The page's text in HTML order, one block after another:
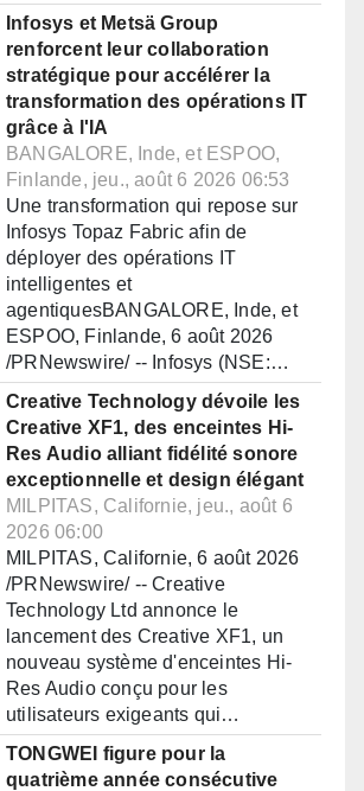
Infosys et Metsä Group
renforcent leur collaboration
stratégique pour accélérer la
transformation des opérations IT
grâce à l'IA
BANGALORE, Inde, et ESPOO,
Finlande, jeu., août 6 2026 06:53
Une transformation qui repose sur
Infosys Topaz Fabric afin de
déployer des opérations IT
intelligentes et
agentiquesBANGALORE, Inde, et
ESPOO, Finlande, 6 août 2026
/PRNewswire/ -- Infosys (NSE:…
Creative Technology dévoile les
Creative XF1, des enceintes Hi-
Res Audio alliant fidélité sonore
exceptionnelle et design élégant
MILPITAS, Californie, jeu., août 6
2026 06:00
MILPITAS, Californie, 6 août 2026
/PRNewswire/ -- Creative
Technology Ltd annonce le
lancement des Creative XF1, un
nouveau système d'enceintes Hi-
Res Audio conçu pour les
utilisateurs exigeants qui…
TONGWEI figure pour la
quatrième année consécutive